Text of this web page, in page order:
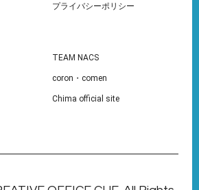
プライバシーポリシー
TEAM NACS
coron・comen
Chima official site